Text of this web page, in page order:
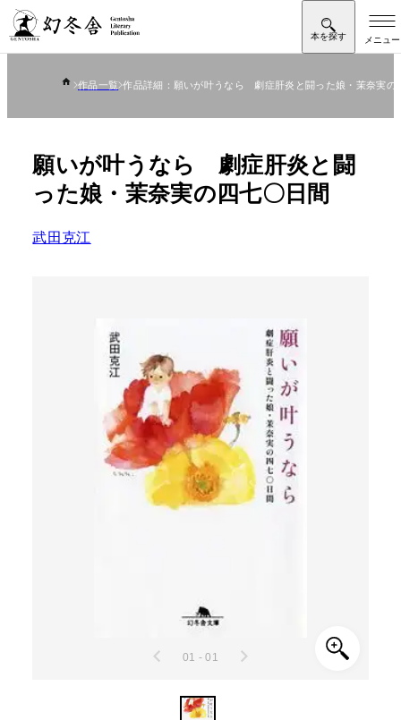
作品一覧 作品詳細：願いが叶うなら 劇症肝炎と闘った娘・茉奈実の
願いが叶うなら 劇症肝炎と闘
った娘・茉奈実の四七〇日間
武田克江
01 - 01